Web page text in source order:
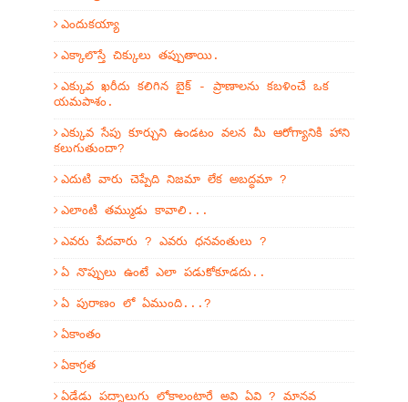
ఎందుకయ్యా
ఎక్కాలొస్తే చిక్కులు తప్పుతాయి.
ఎక్కువ ఖరీదు కలిగిన బైక్ - ప్రాణాలను కబళించే ఒక
యమపాశం.
ఎక్కువ సేపు కూర్చుని ఉండటం వలన మీ ఆరోగ్యానికి హాని
కలుగుతుందా?
ఎదుటి వారు చెప్పేది నిజమా లేక అబద్ధమా ?
ఎలాంటి తమ్ముడు కావాలి...
ఎవరు పేదవారు ? ఎవరు ధనవంతులు ?
ఏ నొప్పులు ఉంటే ఎలా పడుకోకూడదు..
ఏ పురాణం లో ఏముంది...?
ఏకాంతం
ఏకాగ్రత
ఏడేడు పద్నాలుగు లోకాలంటారే అవి ఏవి ? మానవ